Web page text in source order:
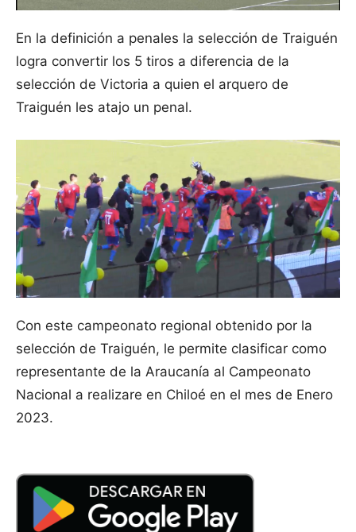
En la definición a penales la selección de Traiguén
logra convertir los 5 tiros a diferencia de la
selección de Victoria a quien el arquero de
Traiguén les atajo un penal.
Con este campeonato regional obtenido por la
selección de Traiguén, le permite clasificar como
representante de la Araucanía al Campeonato
Nacional a realizare en Chiloé en el mes de Enero
2023.